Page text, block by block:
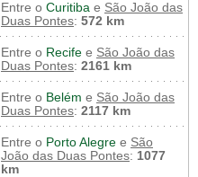
Entre o Curitiba e São João das
Duas Pontes: 572 km
Entre o Recife e São João das
Duas Pontes: 2161 km
Entre o Belém e São João das
Duas Pontes: 2117 km
Entre o Porto Alegre e São
João das Duas Pontes: 1077
km